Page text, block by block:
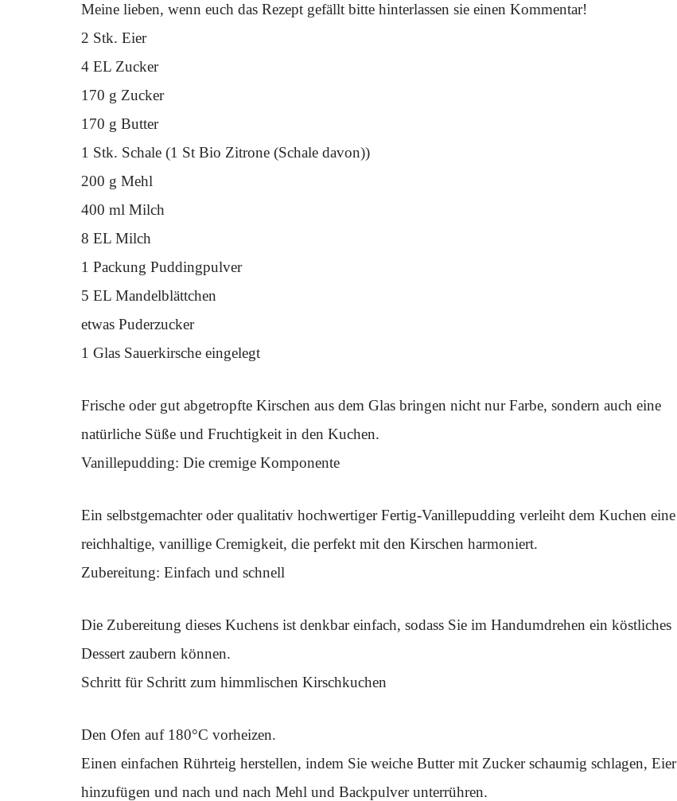
Meine lieben, wenn euch das Rezept gefällt bitte hinterlassen sie einen Kommentar!
2 Stk. Eier
4 EL Zucker
170 g Zucker
170 g Butter
1 Stk. Schale (1 St Bio Zitrone (Schale davon))
200 g Mehl
400 ml Milch
8 EL Milch
1 Packung Puddingpulver
5 EL Mandelblättchen
etwas Puderzucker
1 Glas Sauerkirsche eingelegt
Frische oder gut abgetropfte Kirschen aus dem Glas bringen nicht nur Farbe, sondern auch eine
natürliche Süße und Fruchtigkeit in den Kuchen.
Vanillepudding: Die cremige Komponente
Ein selbstgemachter oder qualitativ hochwertiger Fertig-Vanillepudding verleiht dem Kuchen eine
reichhaltige, vanillige Cremigkeit, die perfekt mit den Kirschen harmoniert.
Zubereitung: Einfach und schnell
Die Zubereitung dieses Kuchens ist denkbar einfach, sodass Sie im Handumdrehen ein köstliches
Dessert zaubern können.
Schritt für Schritt zum himmlischen Kirschkuchen
Den Ofen auf 180°C vorheizen.
Einen einfachen Rührteig herstellen, indem Sie weiche Butter mit Zucker schaumig schlagen, Eier
hinzufügen und nach und nach Mehl und Backpulver unterrühren.